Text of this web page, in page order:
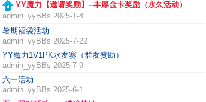
YY魔力【邀请奖励】--丰厚金卡奖励（永久活动）
admin_yyBBs 2025-1-4
暑期福袋活动
admin_yyBBs 2025-7-22
YY魔力1V1PK水友赛（群友赞助）
admin_yyBBs 2025-7-9
六一活动
admin_yyBBs 2025-6-1